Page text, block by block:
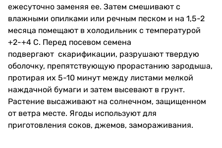
ежесуточно заменяя ее. Затем смешивают с
влажными опилками или речным песком и на 1,5-2
месяца помещают в холодильник с температурой
+2-+4 С. Перед посевом семена
подвергают скарификации, разрушают твердую
оболочку, препятствующую прорастанию зародыша,
протирая их 5-10 минут между листами мелкой
наждачной бумаги и затем высевают в грунт.
Растение высаживают на солнечном, защищенном
от ветра месте. Ягоды используют для
приготовления соков, джемов, замораживания.